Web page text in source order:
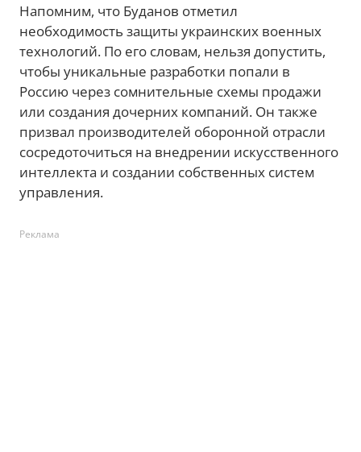
Напомним, что Буданов отметил
необходимость защиты украинских военных
технологий. По его словам, нельзя допустить,
чтобы уникальные разработки попали в
Россию через сомнительные схемы продажи
или создания дочерних компаний. Он также
призвал производителей оборонной отрасли
сосредоточиться на внедрении искусственного
интеллекта и создании собственных систем
управления.
Реклама